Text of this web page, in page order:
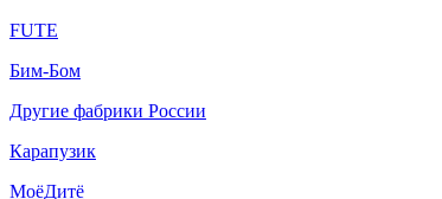
FUTE
Бим-Бом
Другие фабрики России
Карапузик
МоёДитё